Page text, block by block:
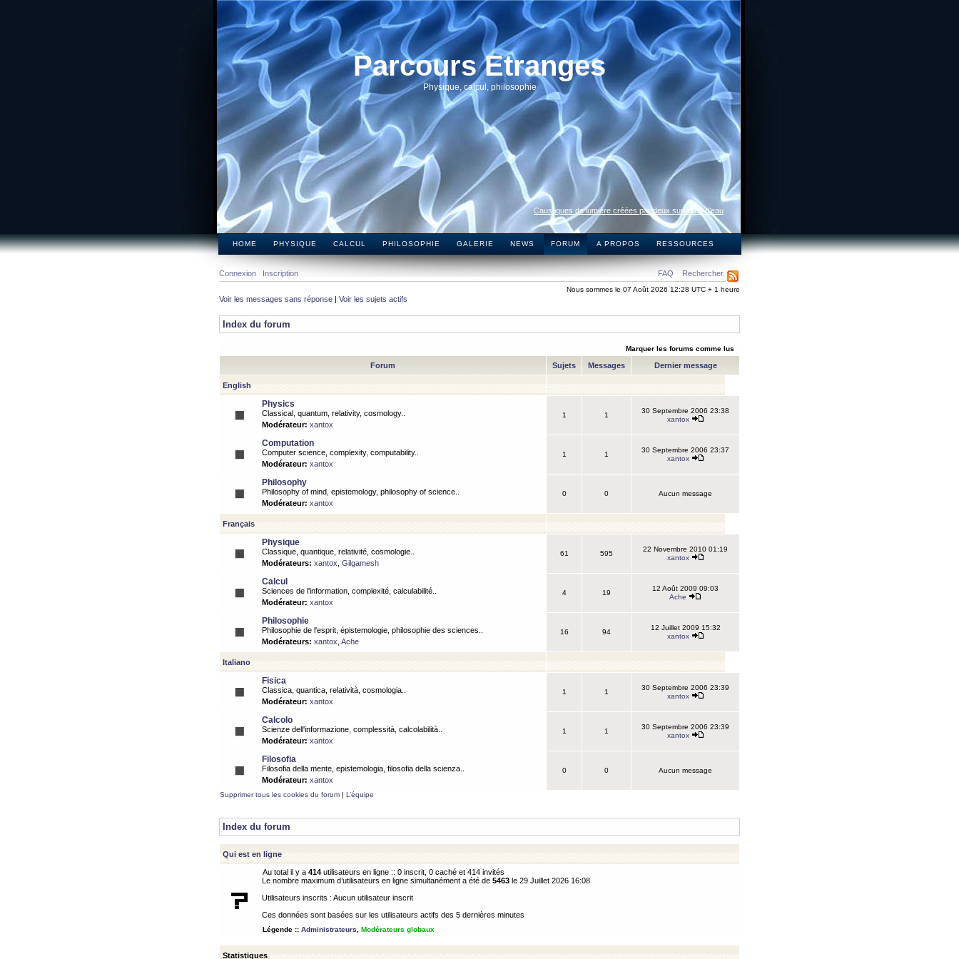
Parcours Etranges
Physique, calcul, philosophie
Caustiques de lumière créées par deux surfaces d’eau
HOME PHYSIQUE CALCUL PHILOSOPHIE GALERIE NEWS FORUM A PROPOS RESSOURCES
FAQ Rechercher
Connexion Inscription
Nous sommes le 07 Août 2026 12:28 UTC + 1 heure
Voir les messages sans réponse | Voir les sujets actifs
Index du forum
Marquer les forums comme lus
Forum Sujets Messages Dernier message
English
Physics
Classical, quantum, relativity, cosmology..
Modérateur: xantox
1 1
30 Septembre 2006 23:38
xantox
Computation
Computer science, complexity, computability..
Modérateur: xantox
1 1
30 Septembre 2006 23:37
xantox
Philosophy
Philosophy of mind, epistemology, philosophy of science..
Modérateur: xantox
0 0 Aucun message
Français
Physique
Classique, quantique, relativité, cosmologie..
Modérateurs: xantox Gilgamesh
61 595
22 Novembre 2010 01:19
xantox
Calcul
Sciences de l'information, complexité, calculabilité..
Modérateur: xantox
4 19
12 Août 2009 09:03
Ache
Philosophie
Philosophie de l'esprit, épistemologie, philosophie des sciences..
Modérateurs: xantox Ache
16 94
12 Juillet 2009 15:32
xantox
Italiano
Fisica
Classica, quantica, relatività, cosmologia..
Modérateur: xantox
1 1
30 Septembre 2006 23:39
xantox
Calcolo
Scienze dell'informazione, complessità, calcolabilità..
Modérateur: xantox
1 1
30 Septembre 2006 23:39
xantox
Filosofia
Filosofia della mente, epistemologia, filosofia della scienza..
Modérateur: xantox
0 0 Aucun message
Supprimer tous les cookies du forum | L’équipe
Index du forum
Qui est en ligne
Au total il y a 414 utilisateurs en ligne :: 0 inscrit, 0 caché et 414 invités
Le nombre maximum d’utilisateurs en ligne simultanément a été de 5463 le 29 Juillet 2026 16:08
Utilisateurs inscrits : Aucun utilisateur inscrit
Ces données sont basées sur les utilisateurs actifs des 5 dernières minutes
Légende :: Administrateurs Modérateurs globaux
Statistiques